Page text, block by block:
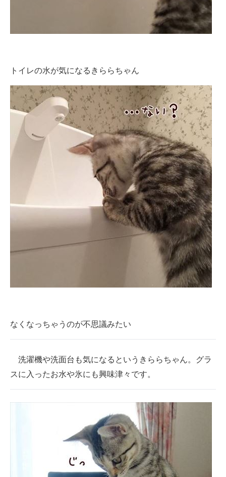
トイレの水が気になるきららちゃん
なくなっちゃうのが不思議みたい
洗濯機や洗面台も気になるというきららちゃん。グラ
スに入ったお水や氷にも興味津々です。